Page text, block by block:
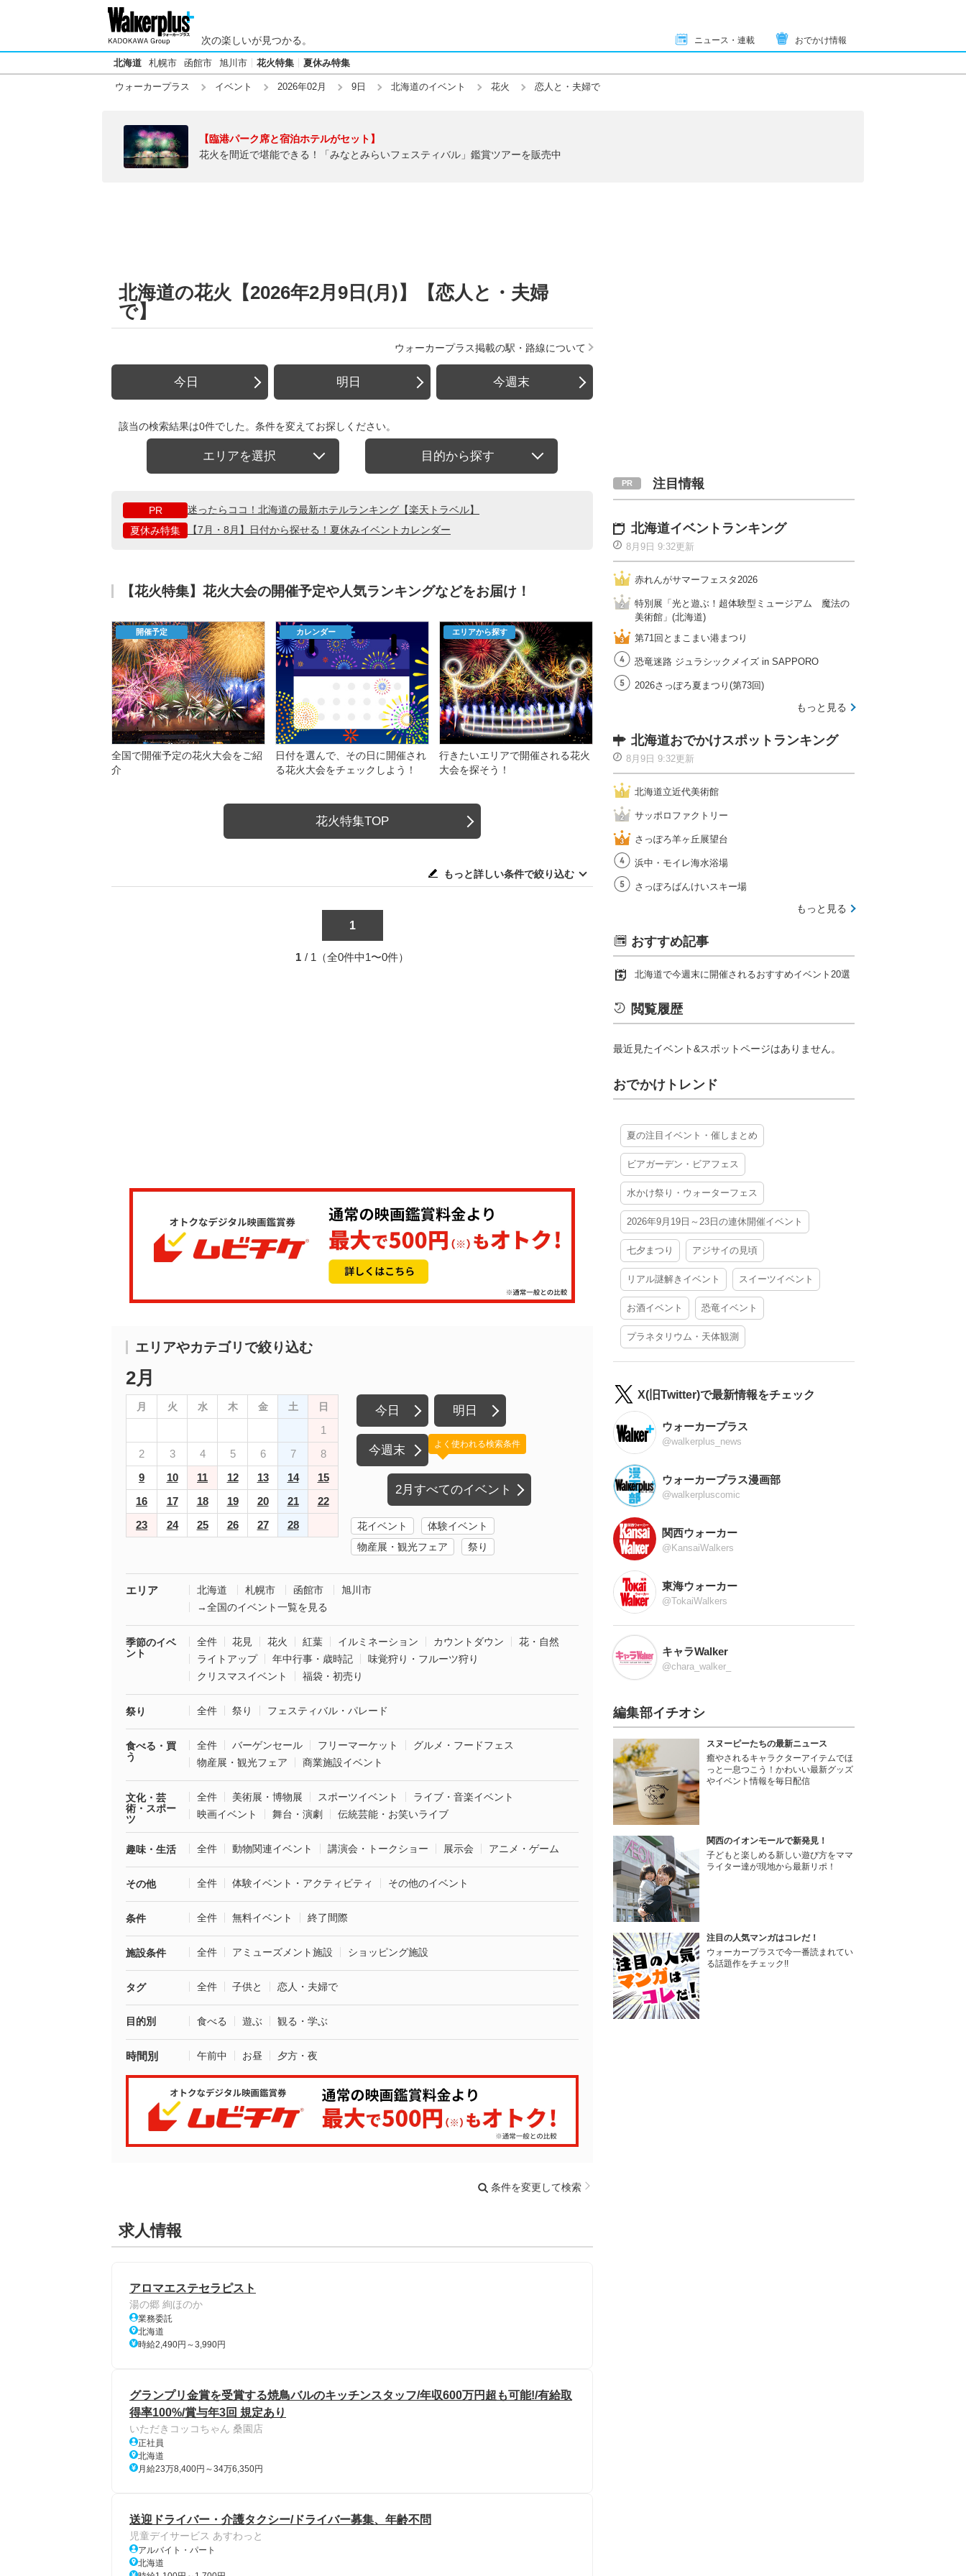
次の楽しいが見つかる。 ニュース・連載 おでかけ情報
北海道 札幌市 函館市 旭川市 花火特集 夏休み特集
ウォーカープラス イベント 2026年02月 9日 北海道のイベント 花火 恋人と・夫婦で
【臨港パーク席と宿泊ホテルがセット】
花火を間近で堪能できる！「みなとみらいフェスティバル」鑑賞ツアーを販売中
北海道の花火【2026年2月9日(月)】【恋人と・夫婦
で】
ウォーカープラス掲載の駅・路線について
今日 明日 今週末
該当の検索結果は0件でした。条件を変えてお探しください。
エリアを選択 目的から探す
PR
迷ったらココ！北海道の最新ホテルランキング【楽天トラベル】
夏休み特集
【7月・8月】日付から探せる！夏休みイベントカレンダー
【花火特集】花火大会の開催予定や人気ランキングなどをお届け！
開催予定
全国で開催予定の花火大会をご紹
介
カレンダー
日付を選んで、その日に開催され
る花火大会をチェックしよう！
エリアから探す
行きたいエリアで開催される花火
大会を探そう！
花火特集TOP
もっと詳しい条件で絞り込む
1
1 / 1（全0件中1〜0件）
エリアやカテゴリで絞り込む
2月
月 火 水 木 金 土 日
1
2
3 4 5 6 7
8
9
10 11 12 13 14
15
16
17 18 19 20 21
22
23
24 25 26 27 28
今日 明日
今週末
2月すべてのイベント
よく使われる検索条件
花イベント
体験イベント
物産展・観光フェア
祭り
エリア 北海道 札幌市 函館市
旭川市
→全国のイベント一覧を見る
季節のイベ
ント
全件 花見 花火 紅葉 イルミネーション カウントダウン
花・自然
ライトアップ
年中行事・歳時記
味覚狩り・フルーツ狩り
クリスマスイベント
福袋・初売り
祭り 全件 祭り フェスティバル・パレード
食べる・買
う
全件 バーゲンセール フリーマーケット
グルメ・フードフェス
物産展・観光フェア
商業施設イベント
文化・芸
術・スポー
ツ
全件 美術展・博物展 スポーツイベント
ライブ・音楽イベント
映画イベント
舞台・演劇 伝統芸能・お笑いライブ
趣味・生活 全件 動物関連イベント 講演会・トークショー 展示会 アニメ・ゲーム
その他 全件 体験イベント・アクティビティ その他のイベント
条件 全件 無料イベント 終了間際
施設条件 全件 アミューズメント施設 ショッピング施設
タグ 全件 子供と 恋人・夫婦で
目的別 食べる 遊ぶ 観る・学ぶ
時間別 午前中 お昼 夕方・夜
条件を変更して検索
求人情報
アロマエステセラピスト
湯の郷 絢ほのか
業務委託
北海道
時給2,490円～3,990円
グランプリ金賞を受賞する焼鳥バルのキッチンスタッフ/年収600万円超も可能!/有給取
得率100%/賞与年3回 規定あり
いただきコッコちゃん 桑園店
正社員
北海道
月給23万8,400円～34万6,350円
送迎ドライバー・介護タクシー/ドライバー募集、年齢不問
児童デイサービス あすわっと
アルバイト・パート
北海道
注目情報
北海道イベントランキング
8月9日 9:32更新
赤れんがサマーフェスタ2026
特別展「光と遊ぶ！超体験型ミュージアム 魔法の
美術館」(北海道)
第71回とまこまい港まつり
恐竜迷路 ジュラシックメイズ in SAPPORO
2026さっぽろ夏まつり(第73回)
もっと見る
北海道おでかけスポットランキング
8月9日 9:32更新
北海道立近代美術館
サッポロファクトリー
さっぽろ羊ヶ丘展望台
浜中・モイレ海水浴場
さっぽろばんけいスキー場
もっと見る
おすすめ記事
北海道で今週末に開催されるおすすめイベント20選
閲覧履歴
最近見たイベント&スポットページはありません。
おでかけトレンド
夏の注目イベント・催しまとめ
ビアガーデン・ビアフェス
水かけ祭り・ウォーターフェス
2026年9月19日～23日の連休開催イベント
七夕まつり アジサイの見頃
リアル謎解きイベント スイーツイベント
お酒イベント 恐竜イベント
プラネタリウム・天体観測
X(旧Twitter)で最新情報をチェック
ウォーカープラス
@walkerplus_news
ウォーカープラス漫画部
@walkerpluscomic
関西ウォーカー
@KansaiWalkers
東海ウォーカー
@TokaiWalkers
キャラWalker
@chara_walker_
編集部イチオシ
スヌーピーたちの最新ニュース
癒やされるキャラクターアイテムでほ
っと一息つこう！かわいい最新グッズ
やイベント情報を毎日配信
関西のイオンモールで新発見！
子どもと楽しめる新しい遊び方をママ
ライター達が現地から最新リポ！
注目の人気マンガはコレだ！
ウォーカープラスで今一番読まれてい
る話題作をチェック!!